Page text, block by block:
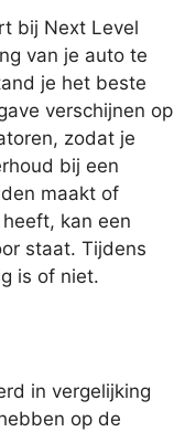
bij Next Level
van je auto te
je het beste
verschijnen op
zodat je
bij een
maakt of
kan een
staat. Tijdens
is of niet.
in vergelijking
op de